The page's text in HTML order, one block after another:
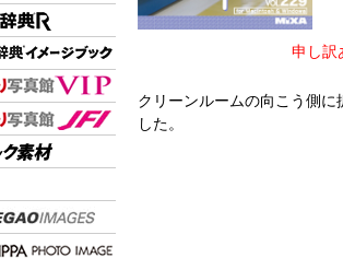
申し訳
クリーンルームの向こう側
した。